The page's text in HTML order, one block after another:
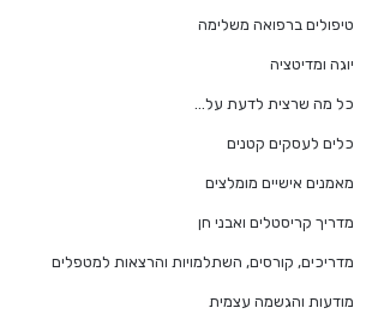
טיפולים ברפואה משלימה
יוגה ומדיטציה
כל מה שרצית לדעת על…
כלים לעסקים קטנים
מאמנים אישיים מומלצים
מדריך קריסטלים ואבני חן
מדריכים, קורסים, השתלמויות והרצאות למטפלים
מודעות והגשמה עצמית